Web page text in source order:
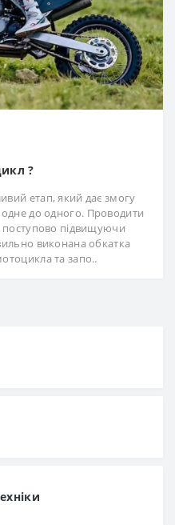
?
етап, який дає змогу
до одного. Проводити
поступово підвищуючи
виконана обкатка
та запо..